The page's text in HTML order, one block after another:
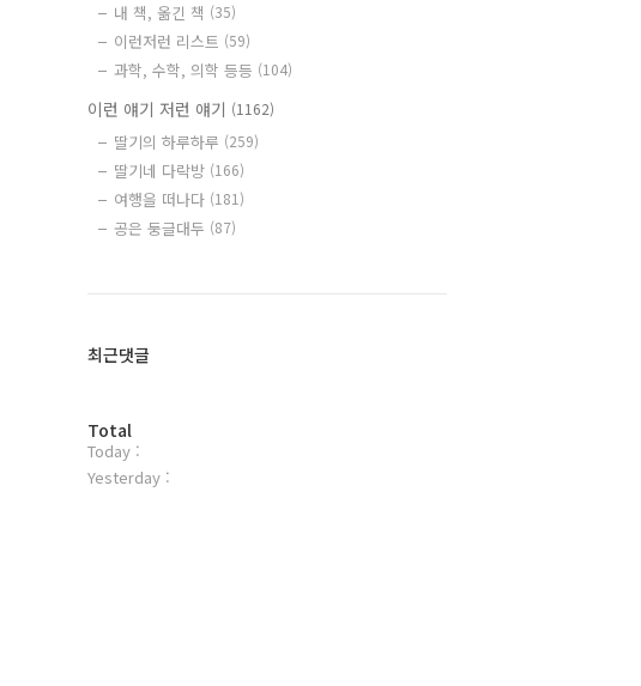
내 책, 옮긴 책 (35)
이런저런 리스트 (59)
과학, 수학, 의학 등등 (104)
이런 얘기 저런 얘기 (1162)
딸기의 하루하루 (259)
딸기네 다락방 (166)
여행을 떠나다 (181)
공은 둥글대두 (87)
최근댓글
방
문
자
Total
Today :
Yesterday :